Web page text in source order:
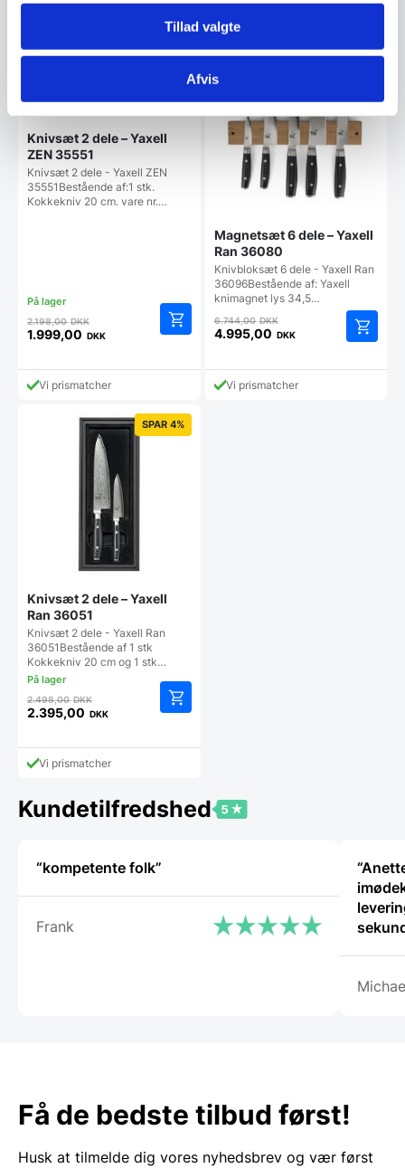
Tillad valgte
Afvis
1.798,00 DKK.
1.599,00 DKK.
pris
er:
2.298,00 DKK.
Vi prismatcher
SPAR 9%
Knivsæt 2 dele – Yaxell
ZEN 35551
Knivsæt 2 dele - Yaxell ZEN
35551Bestående af:1 stk.
Kokkekniv 20 cm. vare nr.…
2.198,00DKKDen
oprindelige
var:
2.198,00 DKK.
1.999,00 DKK
aktuelle
pris
1.999,00 DKK.
Vi prismatcher
SPAR 26%
Magnetsæt 6 dele – Yaxell
Ran 36080
Knivbloksæt 6 dele - Yaxell Ran
36096Bestående af: Yaxell
knimagnet lys 34,5…
6.744,00DKKDen
oprindelige
var:
6.744,00 DKK.
4.995,00 DKK
aktuelle
prisVi prismatcher
SPAR 4%
Knivsæt 2 dele – Yaxell
Ran 36051
Knivsæt 2 dele - Yaxell Ran
36051Bestående af 1 stk
Kokkekniv 20 cm og 1 stk…
2.498,00DKKDen
oprindelige
var:
2.498,00 DKK.
2.395,00 DKK
aktuelle
prisVi prismatcher
Kundetilfredshed
“kompetente folk”
Frank
Få de bedste tilbud først!
Husk at tilmelde dig vores nyhedsbrev og vær først